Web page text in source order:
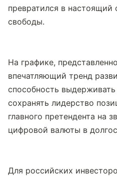
превратился в настоящий
свободы.
На графике,
впечатляющий тренд
способность
сохранять лидерство
главного претендента на
цифровой валюты в
Для российских